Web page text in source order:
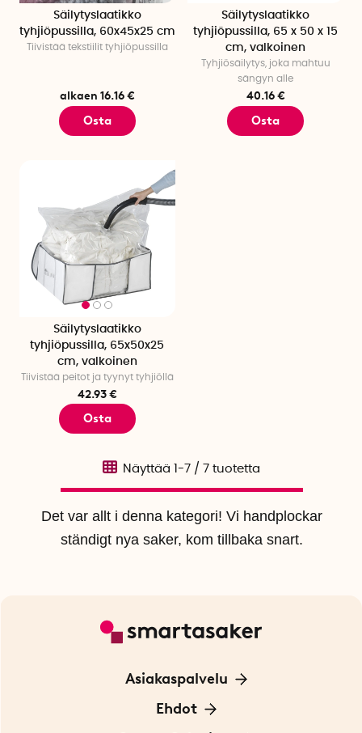
Säilytyslaatikko
tyhjiöpussilla, 60x45x25 cm
Tiivistää tekstiilit tyhjiöpussilla
alkaen 16.16 €
Osta
Säilytyslaatikko
tyhjiöpussilla, 65 x 50 x 15
cm, valkoinen
Tyhjiösäilytys, joka mahtuu
sängyn alle
40.16 €
Osta
Säilytyslaatikko
tyhjiöpussilla, 65x50x25
cm, valkoinen
Tiivistää peitot ja tyynyt tyhjiöllä
42.93 €
Osta
Det var allt i denna kategori! Vi handplockar
ständigt nya saker, kom tillbaka snart.
Näyttää 1-7 / 7 tuotetta
Asiakaspalvelu
Ota yhteyttä
Ehdot